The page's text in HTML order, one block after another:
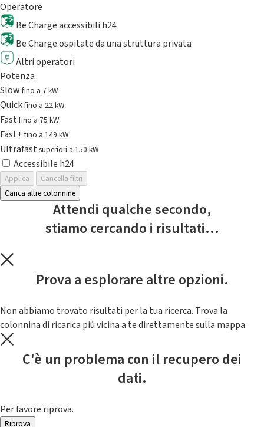
Operatore
Be Charge accessibili h24
Be Charge ospitate da una struttura privata
Altri operatori
Potenza
Slowfino a 7 kW
Quickfino a 22 kW
Fastfino a 75 kW
Fast+fino a 149 kW
Ultrafast superiori a 150 kW
Accessibile h24
Applica
Cancella filtri
Carica altre colonnine
Attendi qualche secondo,
stiamo cercando i risultati...
Prova a esplorare altre opzioni.
Non abbiamo trovato risultati per la tua ricerca. Trova la
colonnina di ricarica piú vicina a te direttamente sulla mappa.
C'è un problema con il recupero dei
dati.
Per favore riprova.
Riprova